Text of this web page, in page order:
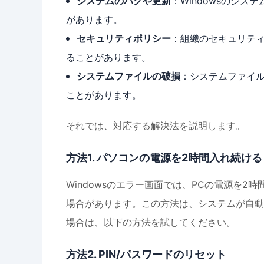
があります。
セキュリティポリシー ：組織のセキュリテ
ることがあります。
システムファイルの破損 ：システムファイ
ことがあります。
それでは、対応する解決法を説明します。
方法1. パソコンの電源を2時間入れ続ける
Windowsのエラー画面では、PCの電源を2時
場合があります。この方法は、システムが自
場合は、以下の方法を試してください。
方法2. PIN/パスワードのリセット